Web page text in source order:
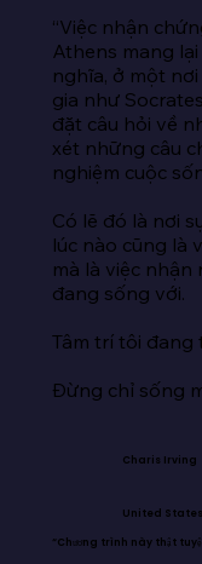
“Việc nhận
Athens mang
nghĩa, ở một
gia như
đặt câu hỏi về
xét những câu
nghiệm cuộc
Có lẽ đó là nơi
lúc nào cũng là
mà là việc nhận
đang sống với.
Tâm trí tôi đang
Đừng chỉ sống
Charis Irving
United States
“Chương trình này thật